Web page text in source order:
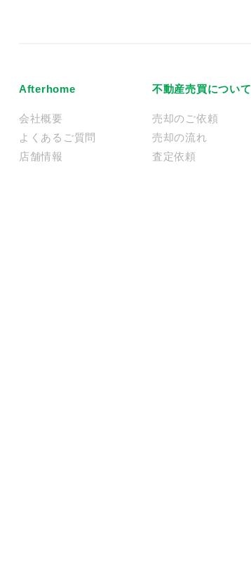
Afterhome
会社概要
よくあるご質問
店舗情報
不動産売買について
売却のご依頼
売却の流れ
査定依頼